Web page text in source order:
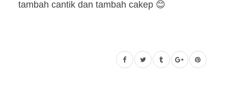
tambah cantik dan tambah cakep 😊